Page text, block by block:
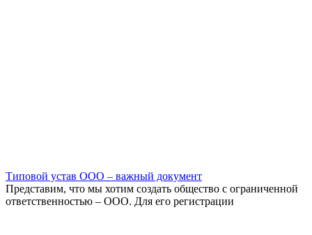
Типовой устав ООО – важный документ
Представим, что мы хотим создать общество с ограниченной
ответственностью – ООО. Для его регистрации